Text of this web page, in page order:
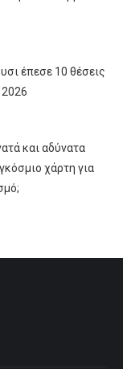
έπεσε 10 θέσεις
και αδύνατα
χάρτη για